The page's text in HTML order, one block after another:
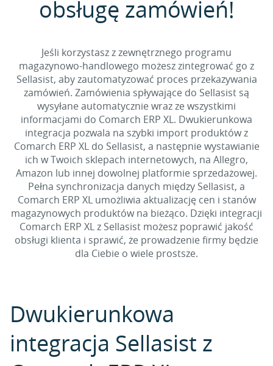
obsługę zamówień!
Jeśli korzystasz z zewnętrznego programu
magazynowo-handlowego możesz zintegrować go z
Sellasist, aby zautomatyzować proces przekazywania
zamówień. Zamówienia spływające do Sellasist są
wysyłane automatycznie wraz ze wszystkimi
informacjami do Comarch ERP XL. Dwukierunkowa
integracja pozwala na szybki import produktów z
Comarch ERP XL do Sellasist, a następnie wystawianie
ich w Twoich sklepach internetowych, na Allegro,
Amazon lub innej dowolnej platformie sprzedażowej.
Pełna synchronizacja danych między Sellasist, a
Comarch ERP XL umożliwia aktualizację cen i stanów
magazynowych produktów na bieżąco. Dzięki integracji
Comarch ERP XL z Sellasist możesz poprawić jakość
obsługi klienta i sprawić, że prowadzenie firmy będzie
dla Ciebie o wiele prostsze.
Dwukierunkowa
integracja Sellasist z